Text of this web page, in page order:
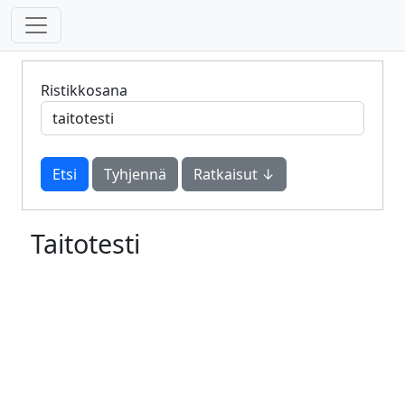
Ristikkosana
Tyhjennä Ratkaisut ↓
Taitotesti